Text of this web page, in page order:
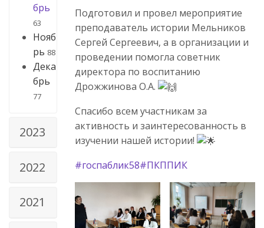
брь
63
Нояб
рь 88
Дека
брь
77
2023
2022
2021
Подготовил и провел мероприятие
преподаватель истории Мельников
Сергей Сергеевич, а в организации и
проведении помогла советник
директора по воспитанию
Дрожжинова О.А.
Спасибо всем участникам за
активность и заинтересованность в
изучении нашей истории!
#госпаблик58#ПКППИК